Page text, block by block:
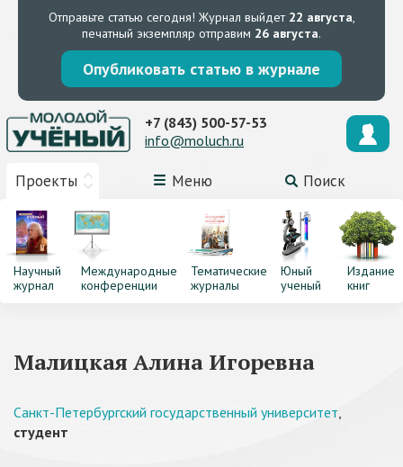
Отправьте статью сегодня! Журнал выйдет 22 августа,
печатный экземпляр отправим 26 августа.
Опубликовать статью в журнале
Проекты Меню Поиск
+7 (843) 500-57-53
info@moluch.ru
Научный
журнал
Международные
конференции
Тематические
журналы
Юный
ученый
Издание
книг
Малицкая Алина Игоревна
Санкт-Петербургский государственный университет,
студент